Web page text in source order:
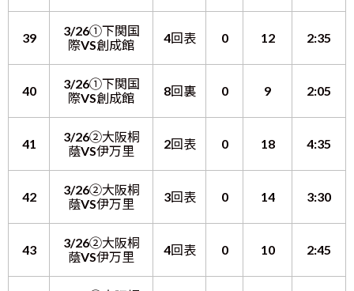
39
3/26①下関国
際VS創成館
4回表 0 12 2:35
40
3/26①下関国
際VS創成館
8回裏 0 9 2:05
41
3/26②大阪桐
蔭VS伊万里
2回表 0 18 4:35
42
3/26②大阪桐
蔭VS伊万里
3回表 0 14 3:30
43
3/26②大阪桐
蔭VS伊万里
4回表 0 10 2:45